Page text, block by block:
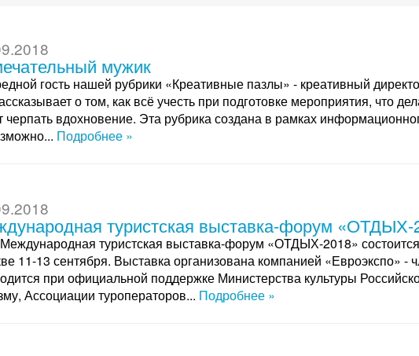
мужик
гость нашей рубрики «Креативные пазлы» - креативный
о том, как всё учесть при подготовке мероприятия, что
черпать вдохновение. Эта рубрика создана в рамках
Подробнее »
туристская выставка-форум «ОТДЫХ-
туристская выставка-форум «ОТДЫХ-2018»
11-13 сентября. Выставка организована компанией «Евроэкспо»
при официальной поддержке Министерства культуры
Ассоциации туроператоров... Подробнее »